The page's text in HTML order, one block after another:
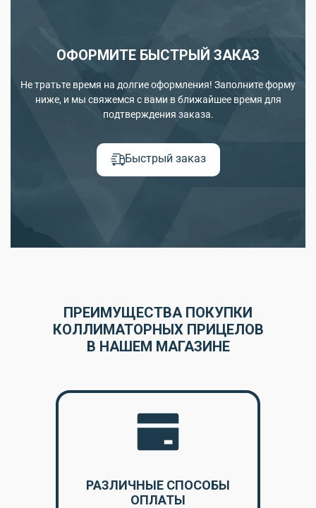
ОФОРМИТЕ БЫСТРЫЙ ЗАКАЗ
Не тратьте время на долгие оформления! Заполните форму
ниже, и мы свяжемся с вами в ближайшее время для
подтверждения заказа.
Быстрый заказ
ПРЕИМУЩЕСТВА ПОКУПКИ
КОЛЛИМАТОРНЫХ ПРИЦЕЛОВ
В НАШЕМ МАГАЗИНЕ
РАЗЛИЧНЫЕ СПОСОБЫ
ОПЛАТЫ